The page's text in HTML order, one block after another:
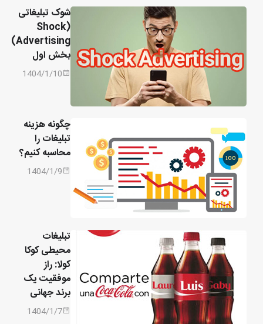
شوک تبلیغاتی
(Shock
Advertising)
بخش اول
1404/1/10
چگونه هزینه
تبلیغات را
محاسبه کنیم؟
1404/1/9
تبلیغات
محیطی کوکا
کولا: راز
موفقیت یک
برند جهانی
1404/1/7